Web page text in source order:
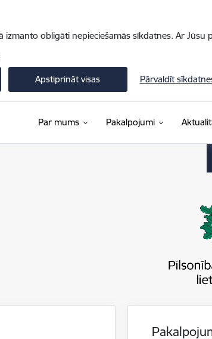
izmanto obligāti nepieciešamās sīkdatnes. Ar
Apstiprināt visas Pārvaldīt
Par mums Pakalpojumi